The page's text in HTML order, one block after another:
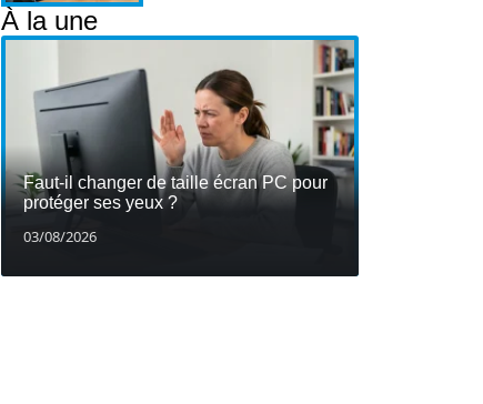
À la une
Faut-il changer de taille écran PC pour
protéger ses yeux ?
03/08/2026